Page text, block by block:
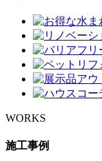
WORKS
施工事例